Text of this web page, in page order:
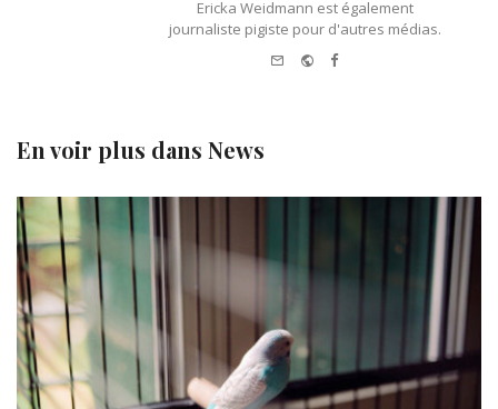
Ericka Weidmann est également
journaliste pigiste pour d'autres médias.
e-mail Website
Facebook
En voir plus dans News